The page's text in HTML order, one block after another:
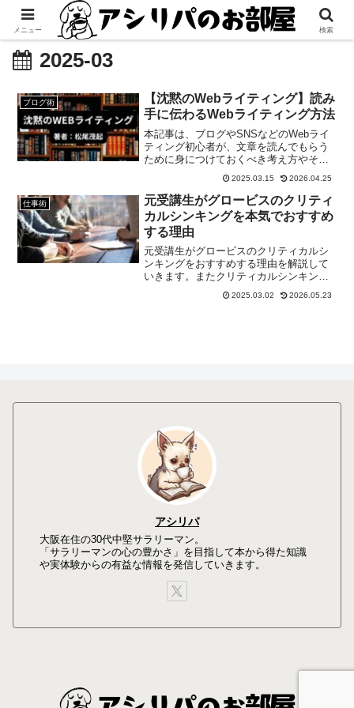
2025-03
ブログ術
【沈黙のWebライティング】読み
手に伝わるWebライティング方法
本記事は、ブログやSNSなどのWebライ
ティング初心者が、文章を読んでもらう
ために身につけておくべき考え方やその
は何か？、またSEOの本質的な考え方に
ついてを知ることができます。
2025.03.15 2026.04.25
仕事術
元受講生がグロービスのクリティ
カルシンキングを本気でおすすめ
する理由
元受講生がグロービスのクリティカルシ
ンキングをおすすめする理由を解説して
いきます。またクリティカルシンキング
とは何か？や、講義1回目と2回目を受け
た体験レポートのお話しも併せてしてい
2025.03.02 2026.05.23
アシリパ
大阪在住の30代中堅サラリーマン。
「サラリーマンの心の豊かさ」を目指して本から得た知識
や実体験からの有益な情報を発信していきます。
メニュー 検索